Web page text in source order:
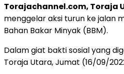
Torajachannel.com, Toraja
menggelar aksi turun ke jalan
Bahan Bakar Minyak (BBM).
Dalam giat bakti sosial yang
Toraja Utara, Jumat (16/09/